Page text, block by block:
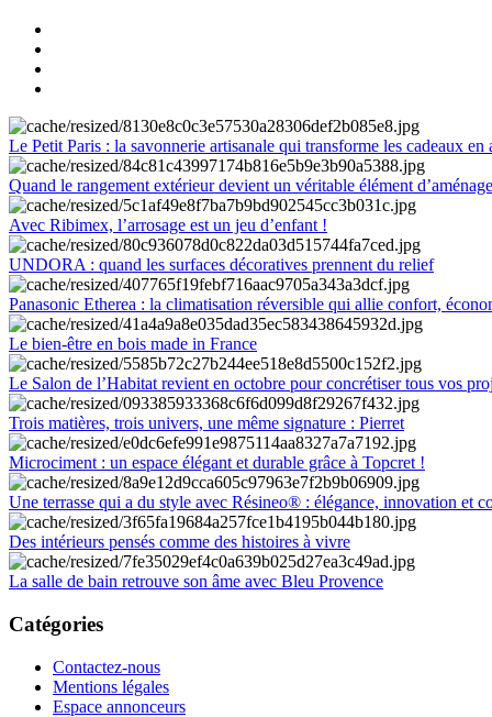
Le Petit Paris : la savonnerie artisanale qui transforme les cadeaux en
Quand le rangement extérieur devient un véritable élément
Avec Ribimex, l’arrosage est un jeu d’enfant !
UNDORA : quand les surfaces décoratives prennent du relief
Panasonic Etherea : la climatisation réversible qui allie confort,
Le bien-être en bois made in France
Le Salon de l’Habitat revient en octobre pour concrétiser tous vos
Trois matières, trois univers, une même signature : Pierret
Microciment : un espace élégant et durable grâce à Topcret !
Une terrasse qui a du style avec Résineo® : élégance, innovation et
Des intérieurs pensés comme des histoires à vivre
La salle de bain retrouve son âme avec Bleu Provence
Catégories
Contactez-nous
Mentions légales
Espace annonceurs